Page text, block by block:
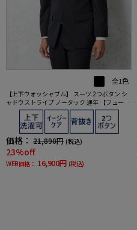
全1色
【上下ウォッシャブル】 スーツ 2つボタン シ
ャドウストライプ ノータック 通年 【フュージ
ョンクラブ】
価格： 21,890円 (税込)
23%off
WEB価格： 16,900円 (税込)